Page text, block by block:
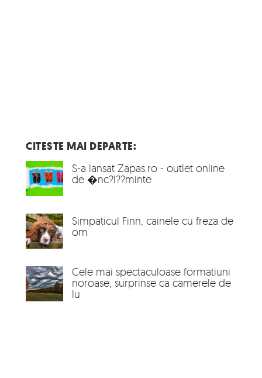
CITESTE MAI DEPARTE:
S-a lansat Zapas.ro - outlet online
de �nc?l??minte
Simpaticul Finn, cainele cu freza de
om
Cele mai spectaculoase formatiuni
noroase, surprinse ca camerele de
lu